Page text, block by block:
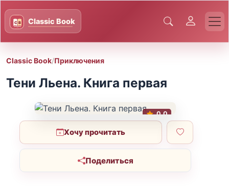
Classic Book/Приключения
Тени Льена. Книга первая
0.0
Хочу прочитать
Поделиться